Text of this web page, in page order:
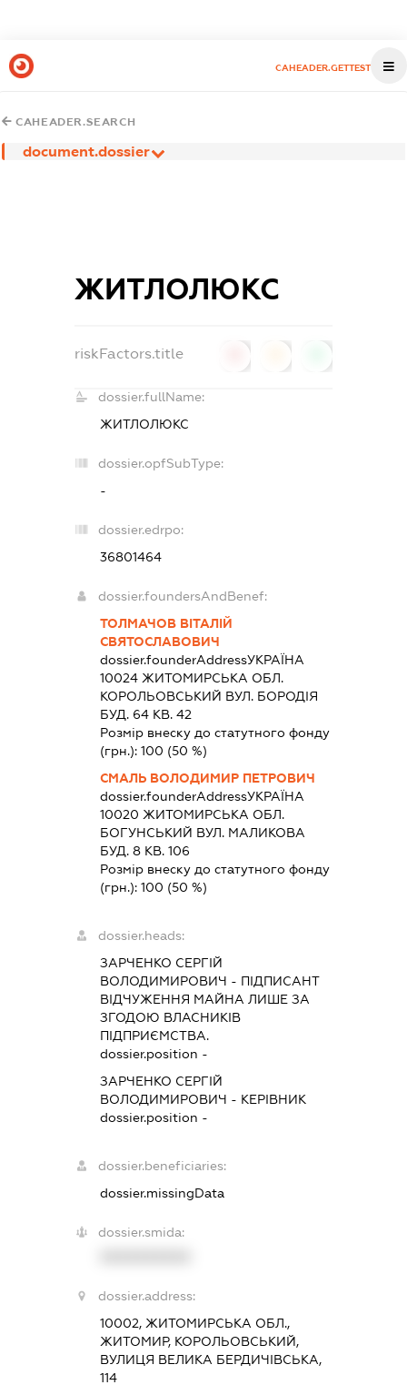
CAHEADER.GETTEST
CAHEADER.SEARCH
document.dossier
ЖИТЛОЛЮКС
riskFactors.title
dossier.fullName:
ЖИТЛОЛЮКС
dossier.opfSubType:
-
dossier.edrpo:
36801464
dossier.foundersAndBenef:
ТОЛМАЧОВ ВІТАЛІЙ
СВЯТОСЛАВОВИЧ
dossier.founderAddressУКРАЇНА
10024 ЖИТОМИРСЬКА ОБЛ.
КОРОЛЬОВСЬКИЙ ВУЛ. БОРОДІЯ
БУД. 64 КВ. 42
Розмір внеску до статутного фонду
(грн.):100 (50 %)
СМАЛЬ ВОЛОДИМИР ПЕТРОВИЧ
dossier.founderAddressУКРАЇНА
10020 ЖИТОМИРСЬКА ОБЛ.
БОГУНСЬКИЙ ВУЛ. МАЛИКОВА
БУД. 8 КВ. 106
Розмір внеску до статутного фонду
(грн.):100 (50 %)
dossier.heads:
ЗАРЧЕНКО СЕРГІЙ
ВОЛОДИМИРОВИЧ - ПІДПИСАНТ
ВІДЧУЖЕННЯ МАЙНА ЛИШЕ ЗА
ЗГОДОЮ ВЛАСНИКІВ
ПІДПРИЄМСТВА.
dossier.position -
ЗАРЧЕНКО СЕРГІЙ
ВОЛОДИМИРОВИЧ - КЕРІВНИК
dossier.position -
dossier.beneficiaries:
dossier.missingData
dossier.smida:
dossier.address:
10002, ЖИТОМИРСЬКА ОБЛ.,
ЖИТОМИР, КОРОЛЬОВСЬКИЙ,
ВУЛИЦЯ ВЕЛИКА БЕРДИЧІВСЬКА,
114